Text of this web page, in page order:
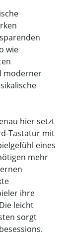
wie
moderner
hier setzt
Tastatur mit
eines
mehr
ihre
leicht
sorgt